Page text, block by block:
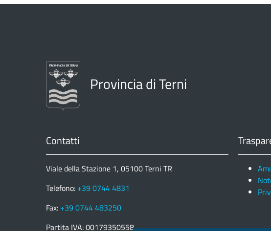
Provincia di Terni
Contatti
Viale della Stazione 1, 05100 Terni TR
Telefono: +39 0744 4831
Fax: +39 0744 483250
Partita IVA: 00179350558